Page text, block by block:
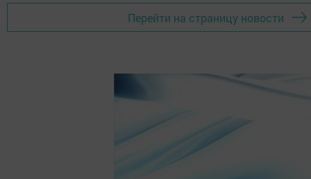
Перейти на страницу новости